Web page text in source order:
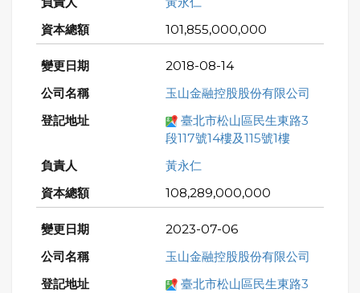
101,855,000,000
2018-08-14
玉山金融控股股份有限公司
臺北市松山區民生東路3
段117號14樓及115號1樓
黃永仁
108,289,000,000
2023-07-06
玉山金融控股股份有限公司
臺北市松山區民生東路3